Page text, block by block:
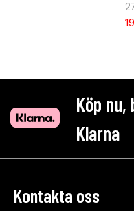
Köp
Klarna
Kontakta oss